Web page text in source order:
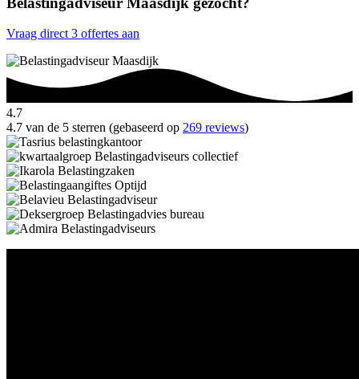
Vraag direct 3 offertes aan
4.7
4.7 van de 5 sterren (gebaseerd op 269 reviews)